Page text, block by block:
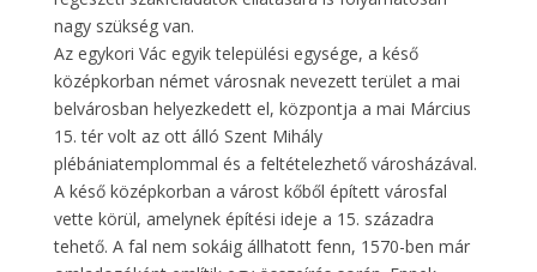
nagy szükség van.
Az egykori Vác egyik települési egysége, a késő
középkorban német városnak nevezett terület a mai
belvárosban helyezkedett el, központja a mai Március
15. tér volt az ott álló Szent Mihály
plébániatemplommal és a feltételezhető városházával.
A késő középkorban a várost kőből épített városfal
vette körül, amelynek építési ideje a 15. századra
tehető. A fal nem sokáig állhatott fenn, 1570-ben már